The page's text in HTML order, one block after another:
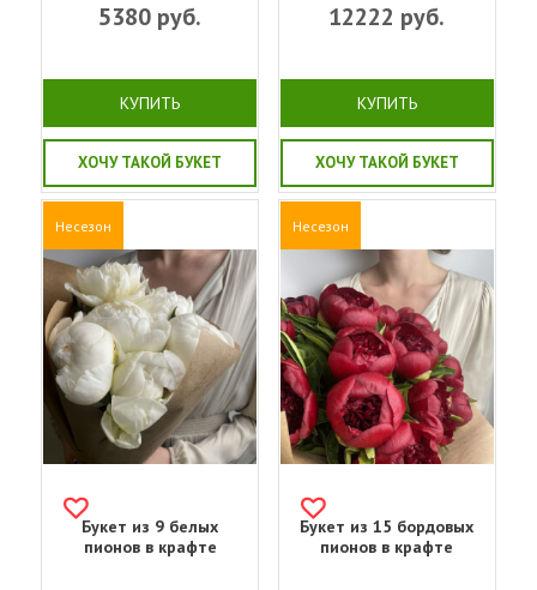
5380 руб.
КУПИТЬ
ХОЧУ ТАКОЙ БУКЕТ
12222 руб.
КУПИТЬ
ХОЧУ ТАКОЙ БУКЕТ
Несезон
Букет из 9 белых
пионов в крафте
Несезон
Букет из 15 бордовых
пионов в крафте